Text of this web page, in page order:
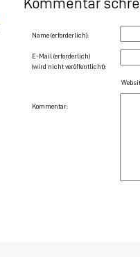
Name (erforderlich):
E-Mail (erforderlich)
(wird nicht veröffentlicht):
Kommentar: